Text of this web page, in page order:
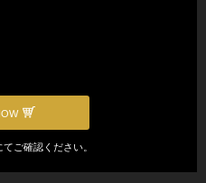
ご確認ください。